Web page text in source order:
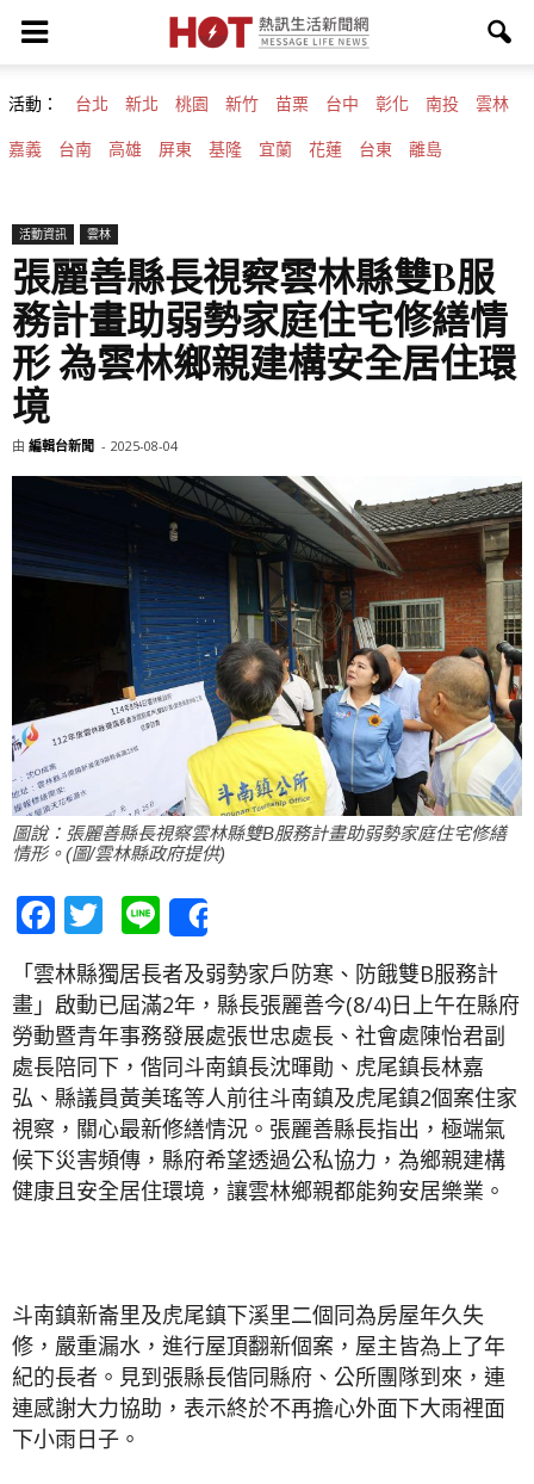
活動： 台北 新北 桃園 新竹 苗栗 台中 彰化 南投 雲林
嘉義 台南 高雄 屏東 基隆 宜蘭 花蓮 台東 離島
活動資訊 雲林
張麗善縣長視察雲林縣雙B服
務計畫助弱勢家庭住宅修繕情
形 為雲林鄉親建構安全居住環
境
由 編輯台新聞 - 2025-08-04
圖說：張麗善縣長視察雲林縣雙B服務計畫助弱勢家庭住宅修繕
情形。(圖/雲林縣政府提供)
Facebook
Twitter
Line
「雲林縣獨居長者及弱勢家戶防寒、防餓雙B服務計
畫」啟動已屆滿2年，縣長張麗善今(8/4)日上午在縣府
勞動暨青年事務發展處張世忠處長、社會處陳怡君副
處長陪同下，偕同斗南鎮長沈暉勛、虎尾鎮長林嘉
弘、縣議員黃美瑤等人前往斗南鎮及虎尾鎮2個案住家
視察，關心最新修繕情況。張麗善縣長指出，極端氣
候下災害頻傳，縣府希望透過公私協力，為鄉親建構
健康且安全居住環境，讓雲林鄉親都能夠安居樂業。
斗南鎮新崙里及虎尾鎮下溪里二個同為房屋年久失
修，嚴重漏水，進行屋頂翻新個案，屋主皆為上了年
紀的長者。見到張縣長偕同縣府、公所團隊到來，連
連感謝大力協助，表示終於不再擔心外面下大雨裡面
下小雨日子。